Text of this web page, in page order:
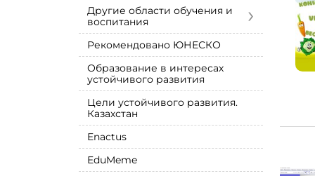
Другие области обучения и
воспитания
›
Рекомендовано ЮНЕСКО
Образование в интересах
устойчивого развития
Цели устойчивого развития.
Казахстан
Enactus
EduMeme